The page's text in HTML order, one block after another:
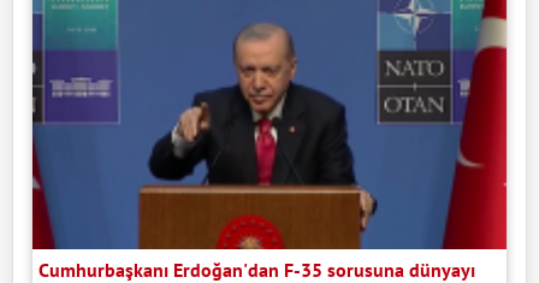
Cumhurbaşkanı Erdoğan'dan F-35 sorusuna dünyayı